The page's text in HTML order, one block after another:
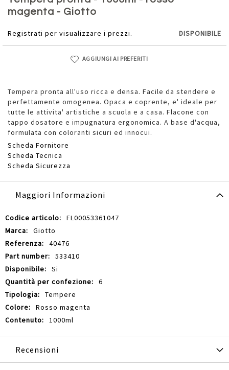
magenta - Giotto
Registrati per visualizzare i prezzi. DISPONIBILE
AGGIUNGI AI PREFERITI
Tempera pronta all'uso ricca e densa. Facile da stendere e
perfettamente omogenea. Opaca e coprente, e' ideale per
tutte le attivita' artistiche a scuola e a casa. Flacone con
tappo dosatore e impugnatura ergonomica. A base d'acqua,
formulata con coloranti sicuri ed innocui.
Scheda Fornitore
Scheda Tecnica
Scheda Sicurezza
della
galleria
immagini
Maggiori Informazioni
Maggiori
Informazioni
FL00053361047
Giotto
40476
533410
Si
6
Tempere
Rosso magenta
1000ml
Recensioni